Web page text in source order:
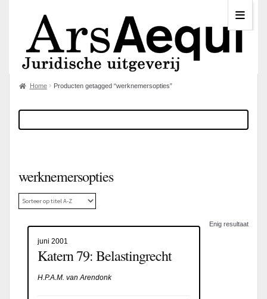
Home Producten getagged “werknemersopties”
werknemersopties
Enig resultaat
juni 2001
Katern 79: Belastingrecht
H.P.A.M. van Arendonk